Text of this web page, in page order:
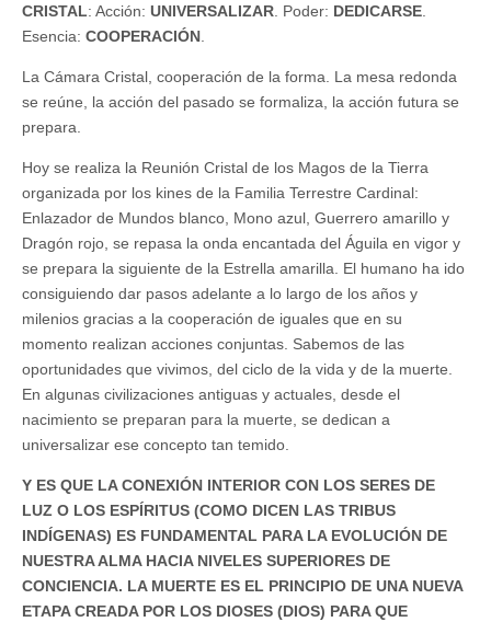
CRISTAL: Acción: UNIVERSALIZAR. Poder: DEDICARSE.
Esencia: COOPERACIÓN.
La Cámara Cristal, cooperación de la forma. La mesa redonda
se reúne, la acción del pasado se formaliza, la acción futura se
prepara.
Hoy se realiza la Reunión Cristal de los Magos de la Tierra
organizada por los kines de la Familia Terrestre Cardinal:
Enlazador de Mundos blanco, Mono azul, Guerrero amarillo y
Dragón rojo, se repasa la onda encantada del Águila en vigor y
se prepara la siguiente de la Estrella amarilla. El humano ha ido
consiguiendo dar pasos adelante a lo largo de los años y
milenios gracias a la cooperación de iguales que en su
momento realizan acciones conjuntas. Sabemos de las
oportunidades que vivimos, del ciclo de la vida y de la muerte.
En algunas civilizaciones antiguas y actuales, desde el
nacimiento se preparan para la muerte, se dedican a
universalizar ese concepto tan temido.
Y ES QUE LA CONEXIÓN INTERIOR CON LOS SERES DE
LUZ O LOS ESPÍRITUS (COMO DICEN LAS TRIBUS
INDÍGENAS) ES FUNDAMENTAL PARA LA EVOLUCIÓN DE
NUESTRA ALMA HACIA NIVELES SUPERIORES DE
CONCIENCIA. LA MUERTE ES EL PRINCIPIO DE UNA NUEVA
ETAPA CREADA POR LOS DIOSES (DIOS) PARA QUE